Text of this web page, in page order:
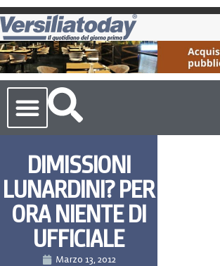
DIMISSIONI
LUNARDINI? PER
ORA NIENTE DI
UFFICIALE
Marzo 13, 2012